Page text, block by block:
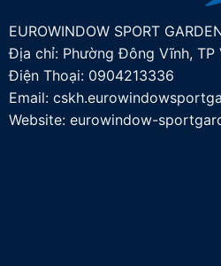
EUROWINDOW SPORT
Địa chỉ: Phường Đông Vĩnh, TP
Điện Thoại: 0904213336
Email:
Website: eurowindow-